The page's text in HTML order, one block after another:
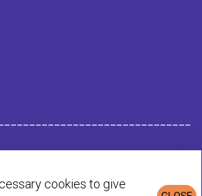
cookies to give